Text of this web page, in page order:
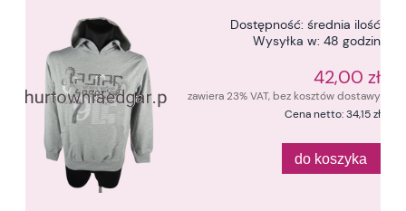
Dostępność: średnia ilość
Wysyłka w: 48 godzin
42,00 zł
zawiera 23% VAT, bez kosztów dostawy
Cena netto:34,15 zł
do koszyka